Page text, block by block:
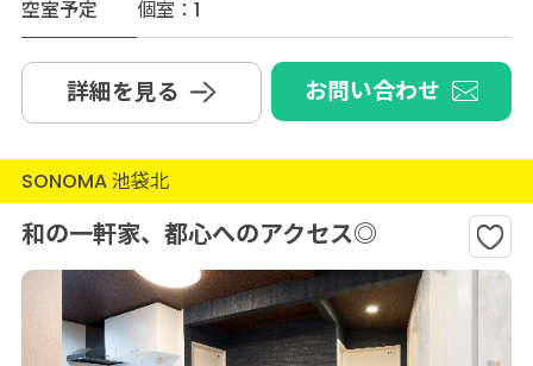
空室予定
個室：1
詳細を見る お問い合わせ
SONOMA 池袋北
和の一軒家、都心へのアクセス◎